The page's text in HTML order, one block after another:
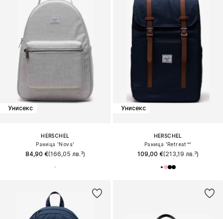
Унисекс
HERSCHEL
Раница 'Nova'
84,90 €(166,05 лв.³)
Унисекс
HERSCHEL
Раница 'Retreat™'
109,00 €(213,19 лв.³)